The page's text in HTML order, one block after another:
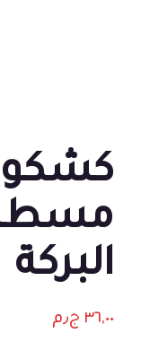
البركة
٣٦,٠٠ ج٫م